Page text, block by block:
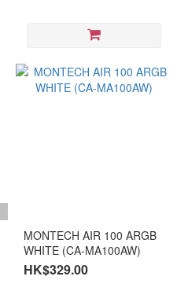
MONTECH AIR 100 ARGB
WHITE (CA-MA100AW)
HK$329.00